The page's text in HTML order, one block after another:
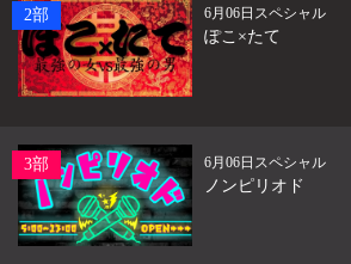
2部 6月06日スペシャル
ぽこ×たて
3部 6月06日スペシャル
ノンピリオド